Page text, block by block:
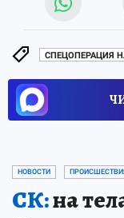
СПЕЦОПЕРАЦИЯ
НОВОСТИ
СК:на